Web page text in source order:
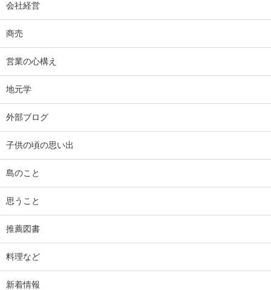
会社経営
商売
営業の心構え
地元学
外部ブログ
子供の頃の思い出
島のこと
思うこと
推薦図書
料理など
新着情報